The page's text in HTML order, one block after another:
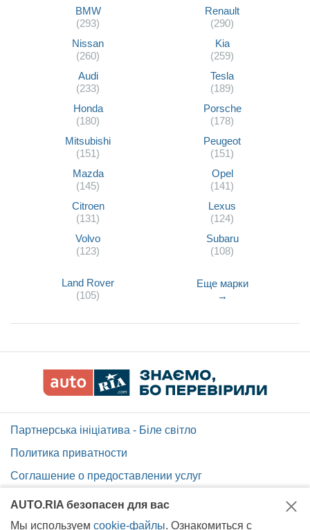
BMW
(293)
Renault
(290)
Nissan
(260)
Kia
(259)
Audi
(233)
Tesla
(189)
Honda
(180)
Porsche
(178)
Mitsubishi
(151)
Peugeot
(151)
Mazda
(145)
Opel
(141)
Citroen
(131)
Lexus
(124)
Volvo
(123)
Subaru
(108)
Land Rover
(105)
Еще марки
→
Партнерська ініціатива - Біле світло
Политика приватности
Соглашение о предоставлении услуг
Помощь по сайту AUTO.RIA
Карта сайта
AUTO.RIA безопасен для вас
Мы используем cookie-файлы. Ознакомиться с